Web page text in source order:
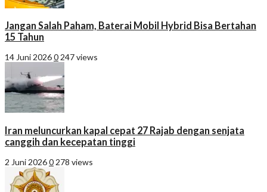
Jangan Salah Paham, Baterai Mobil Hybrid Bisa Bertahan
15 Tahun
14 Juni 20260247 views
Iran meluncurkan kapal cepat 27 Rajab dengan senjata
canggih dan kecepatan tinggi
2 Juni 20260 278 views